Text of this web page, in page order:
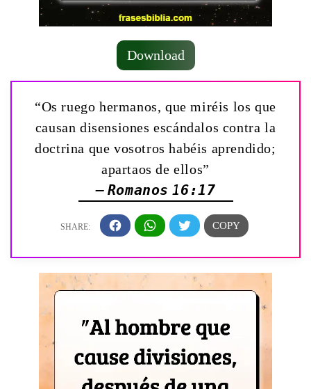
Download
“Os ruego hermanos, que miréis los que
causan disensiones escándalos contra la
doctrina que vosotros habéis aprendido;
apartaos de ellos”
— Romanos 16:17